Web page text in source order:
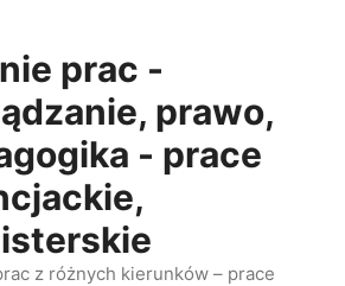
prac -
prawo,
- prace
z różnych kierunków – prace